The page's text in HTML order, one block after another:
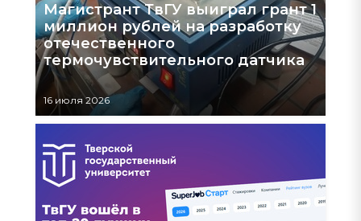
Магистрант ТвГУ выиграл грант 1
миллион рублей на разработку
отечественного
термочувствительного датчика
16 июля 2026